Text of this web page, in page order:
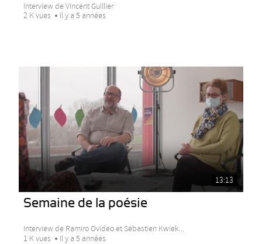
Interview de Vincent Guillier
2 K vues
Il y a 5 années
13:13
Semaine de la poésie
Interview de Ramiro Ovideo et Sébastien Kwiek...
1 K vues
Il y a 5 années